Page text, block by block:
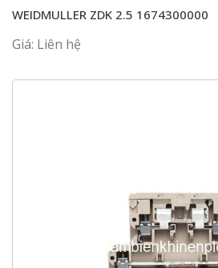
WEIDMULLER ZDK 2.5 1674300000
Giá: Liên hệ